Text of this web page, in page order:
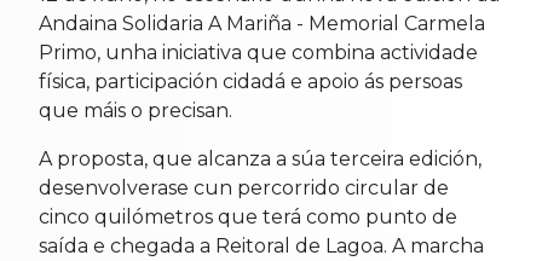
Andaina Solidaria A Mariña - Memorial Carmela
Primo, unha iniciativa que combina actividade
física, participación cidadá e apoio ás persoas
que máis o precisan.
A proposta, que alcanza a súa terceira edición,
desenvolverase cun percorrido circular de
cinco quilómetros que terá como punto de
saída e chegada a Reitoral de Lagoa. A marcha